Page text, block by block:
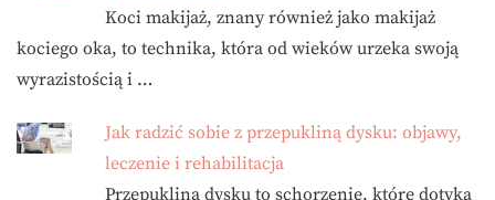
Koci makijaż, znany również jako makijaż
kociego oka, to technika, która od wieków urzeka swoją
wyrazistością i …
Jak radzić sobie z przepukliną dysku: objawy,
leczenie i rehabilitacja
Przepuklina dysku to schorzenie, które dotyka